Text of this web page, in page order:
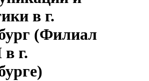
в г.
(Филиал
г.